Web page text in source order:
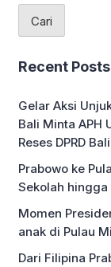
melalui gol bunuh
(49′). Dengan
berhasil
Cari
Recent Posts
Gelar Aksi
Bali Minta APH
Reses DPRD Bali
Prabowo ke
Sekolah hingga
Momen
anak di Pulau
Dari Filipina